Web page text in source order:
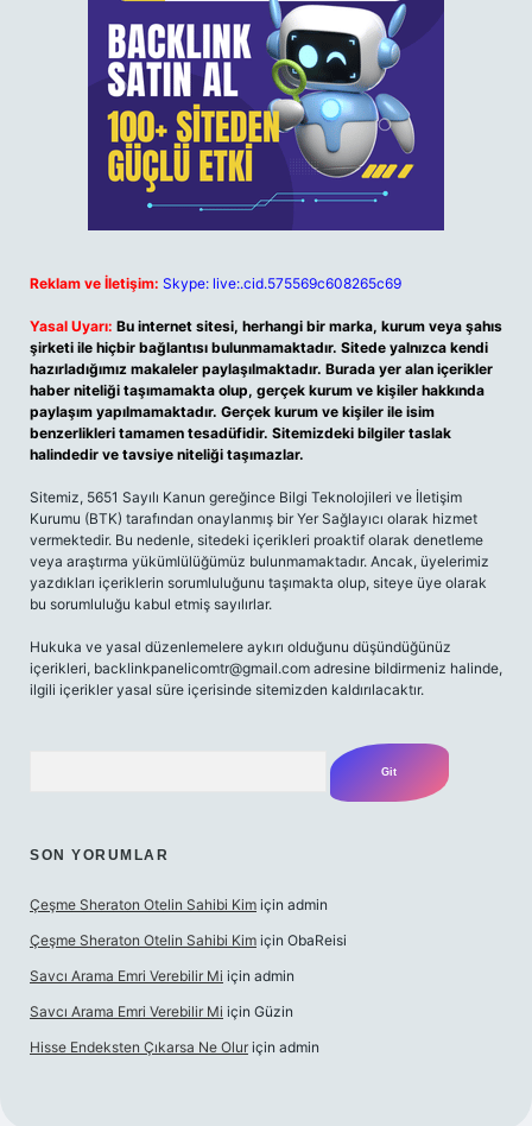
Reklam ve İletişim: Skype: live:.cid.575569c608265c69
Yasal Uyarı: Bu internet sitesi, herhangi bir marka, kurum veya şahıs
şirketi ile hiçbir bağlantısı bulunmamaktadır. Sitede yalnızca kendi
hazırladığımız makaleler paylaşılmaktadır. Burada yer alan içerikler
haber niteliği taşımamakta olup, gerçek kurum ve kişiler hakkında
paylaşım yapılmamaktadır. Gerçek kurum ve kişiler ile isim
benzerlikleri tamamen tesadüfidir. Sitemizdeki bilgiler taslak
halindedir ve tavsiye niteliği taşımazlar.
Sitemiz, 5651 Sayılı Kanun gereğince Bilgi Teknolojileri ve İletişim
Kurumu (BTK) tarafından onaylanmış bir Yer Sağlayıcı olarak hizmet
vermektedir. Bu nedenle, sitedeki içerikleri proaktif olarak denetleme
veya araştırma yükümlülüğümüz bulunmamaktadır. Ancak, üyelerimiz
yazdıkları içeriklerin sorumluluğunu taşımakta olup, siteye üye olarak
bu sorumluluğu kabul etmiş sayılırlar.
Hukuka ve yasal düzenlemelere aykırı olduğunu düşündüğünüz
içerikleri, backlinkpanelicomtr@gmail.com adresine bildirmeniz halinde,
ilgili içerikler yasal süre içerisinde sitemizden kaldırılacaktır.
SON YORUMLAR
Çeşme Sheraton Otelin Sahibi Kim için admin
Çeşme Sheraton Otelin Sahibi Kim için ObaReisi
Savcı Arama Emri Verebilir Mi için admin
Savcı Arama Emri Verebilir Mi için Güzin
Hisse Endeksten Çıkarsa Ne Olur için admin